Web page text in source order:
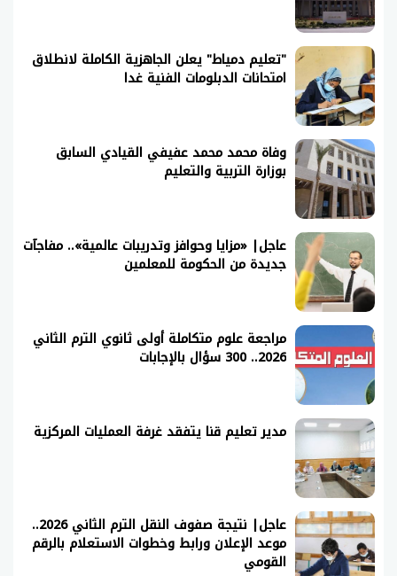
"تعليم دمياط" يعلن الجاهزية الكاملة لانطلاق
امتحانات الدبلومات الفنية غدا
وفاة محمد محمد عفيفي القيادي السابق
بوزارة التربية والتعليم
عاجل| «مزايا وحوافز وتدريبات عالمية».. مفاجآت
جديدة من الحكومة للمعلمين
مراجعة علوم متكاملة أولى ثانوي الترم الثاني
2026.. 300 سؤال بالإجابات
مدير تعليم قنا يتفقد غرفة العمليات المركزية
عاجل| نتيجة صفوف النقل الترم الثاني 2026..
موعد الإعلان ورابط وخطوات الاستعلام بالرقم
القومي